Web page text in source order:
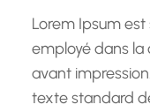
hLorem Ipsum
employé dans
avant
texte standard